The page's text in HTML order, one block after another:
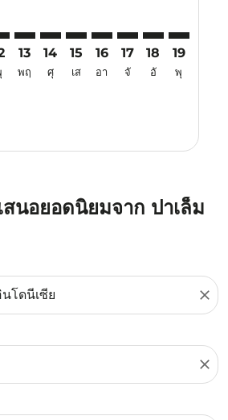
13
พฤ
14
ศุ
15
เส
16
อา
17
จั
18
อั
19
พุ
สนอยอดนิยมจาก ปาเล็ม
close
close